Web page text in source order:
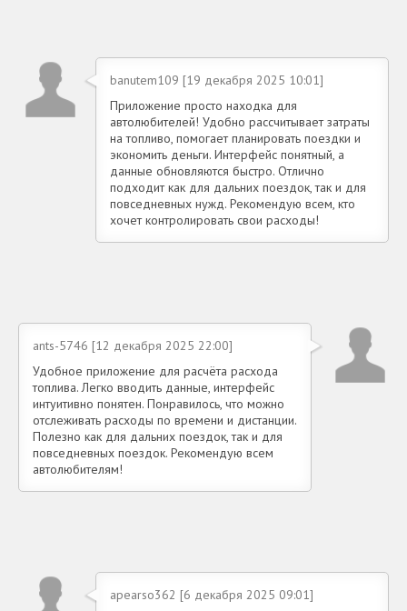
banutem109 [19 декабря 2025 10:01]
Приложение просто находка для
автолюбителей! Удобно рассчитывает затраты
на топливо, помогает планировать поездки и
экономить деньги. Интерфейс понятный, а
данные обновляются быстро. Отлично
подходит как для дальних поездок, так и для
повседневных нужд. Рекомендую всем, кто
хочет контролировать свои расходы!
ants-5746 [12 декабря 2025 22:00]
Удобное приложение для расчёта расхода
топлива. Легко вводить данные, интерфейс
интуитивно понятен. Понравилось, что можно
отслеживать расходы по времени и дистанции.
Полезно как для дальних поездок, так и для
повседневных поездок. Рекомендую всем
автолюбителям!
apearso362 [6 декабря 2025 09:01]